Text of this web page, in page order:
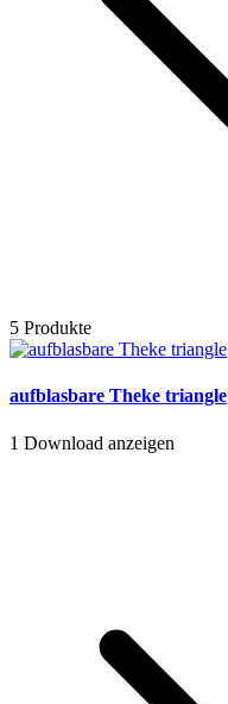
5 Produkte
aufblasbare Theke triangle
1 Download anzeigen